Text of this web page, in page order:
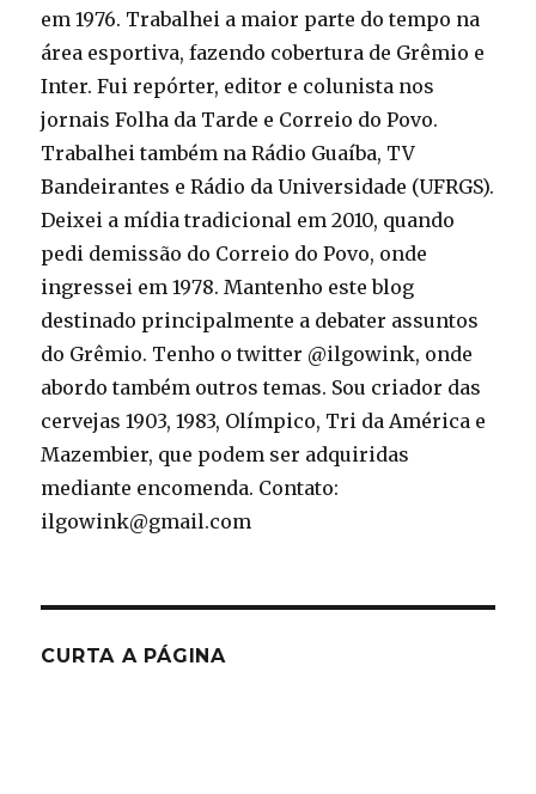
em 1976. Trabalhei a maior parte do tempo na
área esportiva, fazendo cobertura de Grêmio e
Inter. Fui repórter, editor e colunista nos
jornais Folha da Tarde e Correio do Povo.
Trabalhei também na Rádio Guaíba, TV
Bandeirantes e Rádio da Universidade (UFRGS).
Deixei a mídia tradicional em 2010, quando
pedi demissão do Correio do Povo, onde
ingressei em 1978. Mantenho este blog
destinado principalmente a debater assuntos
do Grêmio. Tenho o twitter @ilgowink, onde
abordo também outros temas. Sou criador das
cervejas 1903, 1983, Olímpico, Tri da América e
Mazembier, que podem ser adquiridas
mediante encomenda. Contato:
ilgowink@gmail.com
CURTA A PÁGINA